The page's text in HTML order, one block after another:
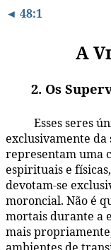
◄ 48:1
A
2. Os
Esses seres
exclusivamente da
representam uma
espirituais e
devotam-se
moroncial. Não é
mortais durante a
mais